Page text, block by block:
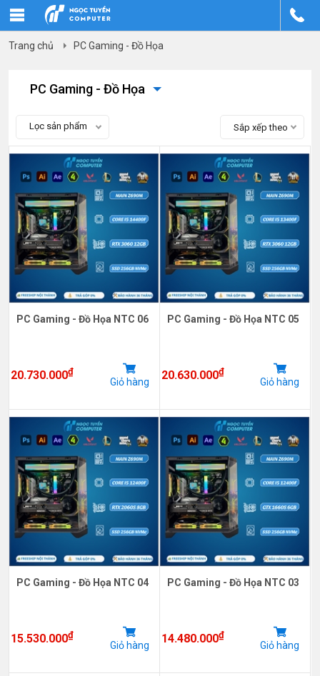
Trang chủ PC Gaming - Đồ Họa
PC Gaming - Đồ Họa
Lọc sản phẩm Sắp xếp theo
PC Gaming - Đồ Họa NTC 06
20.730.000₫
Giỏ hàng
PC Gaming - Đồ Họa NTC 05
20.630.000₫
Giỏ hàng
PC Gaming - Đồ Họa NTC 04
15.530.000₫
Giỏ hàng
PC Gaming - Đồ Họa NTC 03
14.480.000₫
Giỏ hàng